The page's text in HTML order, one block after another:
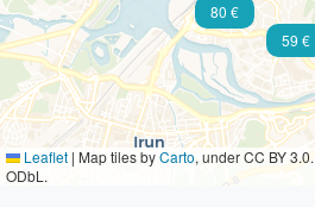
59 €
80 €
Leaflet | Map tiles byCarto, under CC BY
ODbL.